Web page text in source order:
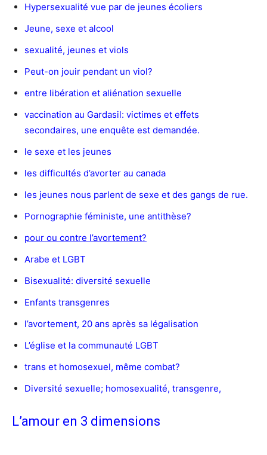
Hypersexualité vue par de jeunes écoliers
Jeune, sexe et alcool
sexualité, jeunes et viols
Peut-on jouir pendant un viol?
entre libération et aliénation sexuelle
vaccination au Gardasil: victimes et effets
secondaires, une enquête est demandée.
le sexe et les jeunes
les difficultés d’avorter au canada
les jeunes nous parlent de sexe et des gangs de rue.
Pornographie féministe, une antithèse?
pour ou contre l’avortement?
Arabe et LGBT
Bisexualité: diversité sexuelle
Enfants transgenres
l’avortement, 20 ans après sa légalisation
L’église et la communauté LGBT
trans et homosexuel, même combat?
Diversité sexuelle; homosexualité, transgenre,
L’amour en 3 dimensions